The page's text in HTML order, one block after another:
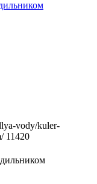
vody/kuler-
11420